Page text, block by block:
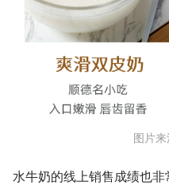
图片
水牛奶的线上销售成绩也